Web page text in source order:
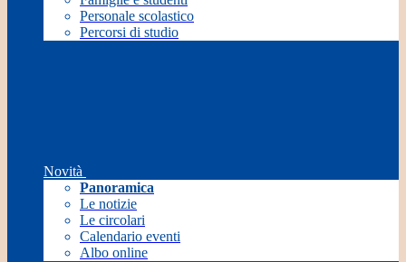
Personale scolastico
Percorsi di studio
Novità
Panoramica
Le notizie
Le circolari
Calendario eventi
Albo online